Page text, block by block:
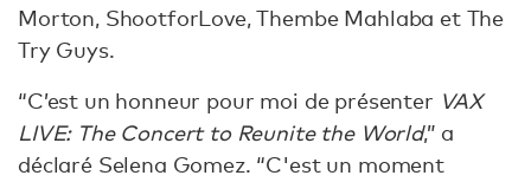
Morton, ShootforLove, Thembe Mahlaba et The
Try Guys.
“C’est un honneur pour moi de présenter VAX
LIVE: The Concert to Reunite the World,” a
déclaré Selena Gomez. “C'est un moment